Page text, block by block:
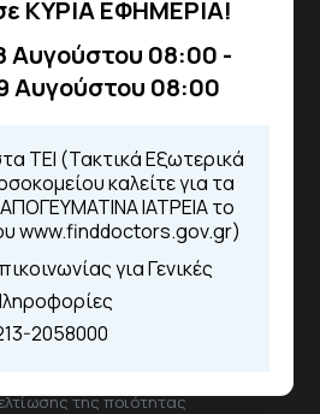
ΚΥΡΙΑ ΕΦΗΜΕΡΙΑ!
Αυγούστου 08:00 -
Αυγούστου 08:00
ΤΕΙ (Τακτικά Εξωτερικά
καλείτε για τα
ΙΑΤΡΕΙΑ το
www.finddoctors.gov.gr)
για Γενικές
2058000
και τα απογευματινά
ιστότοπο
eΡαντεβού
στην φωνητική πύλη του
εφαρμογής "MyHealth
- Αμαλία Φλέμιγκ
με άλλα νοσηλευτικά
της ποιότητας